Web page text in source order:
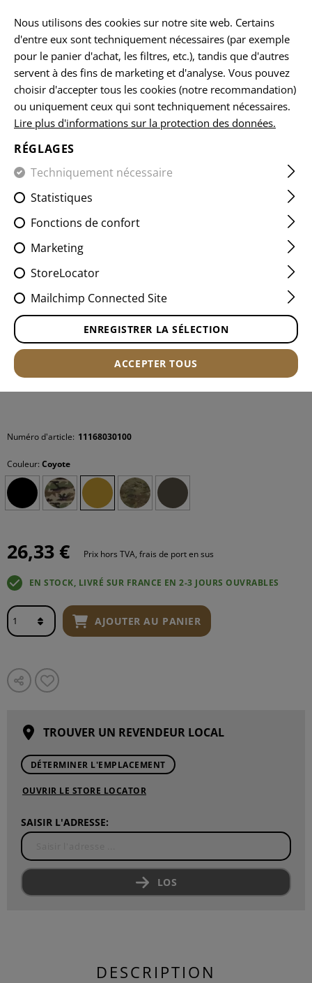
ACCUEIL EQUIPEMENTS POCHETTES POCHETTES Á
5.56MM OPEN TRIPLE MAG
POUCH CORE
Numéro d'article: 11168030100
Couleur: Coyote
26,33 € Prix hors TVA, frais de port en sus
EN STOCK, LIVRÉ SUR FRANCE EN 2-3 JOURS OUVRABLES
AJOUTER AU PANIER
TROUVER UN REVENDEUR LOCAL
DÉTERMINER L'EMPLACEMENT
OUVRIR LE STORE LOCATOR
SAISIR L'ADRESSE:
LOS
DESCRIPTION
Nous utilisons des cookies sur notre site web. Certains
d'entre eux sont techniquement nécessaires (par exemple
pour le panier d'achat, les filtres, etc.), tandis que d'autres
servent à des fins de marketing et d'analyse. Vous pouvez
choisir d'accepter tous les cookies (notre recommandation)
ou uniquement ceux qui sont techniquement nécessaires.
Lire plus d'informations sur la protection des données.
RÉGLAGES
Techniquement nécessaire
Statistiques
Fonctions de confort
Marketing
StoreLocator
Mailchimp Connected Site
ENREGISTRER LA SÉLECTION
ACCEPTER TOUS